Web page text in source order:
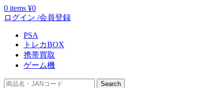
0 items ¥0
ログイン /会員登録
PSA
トレカBOX
携帯買取
ゲーム機
Search